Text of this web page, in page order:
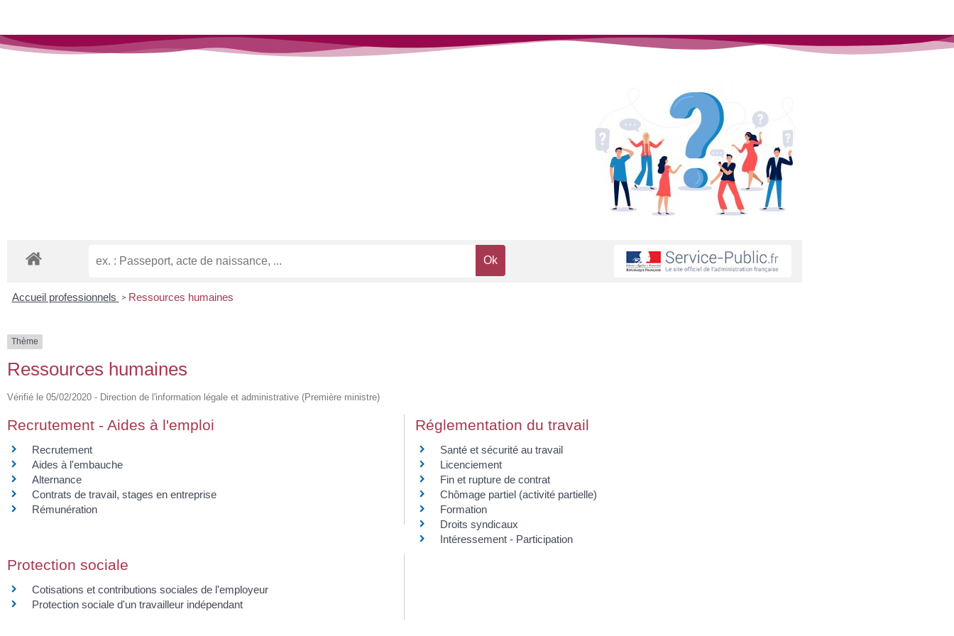
Accueil professionnels > Ressources humaines
Thème
Ressources humaines
Vérifié le 05/02/2020 - Direction de l'information légale et administrative (Première ministre)
Recrutement - Aides à l'emploi
Recrutement
Aides à l'embauche
Alternance
Contrats de travail, stages en entreprise
Rémunération
Réglementation du travail
Santé et sécurité au travail
Licenciement
Fin et rupture de contrat
Chômage partiel (activité partielle)
Formation
Droits syndicaux
Intéressement - Participation
Protection sociale
Cotisations et contributions sociales de l'employeur
Protection sociale d'un travailleur indépendant